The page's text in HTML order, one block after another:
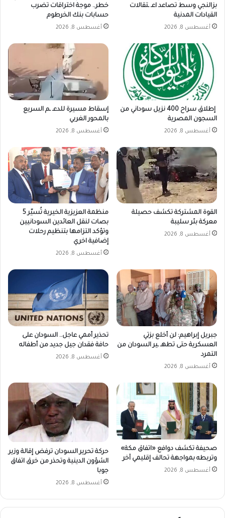
بزالنجي وسط تصاعد اعـ ـتقالات
القيادات المدنية
أغسطس 8, 2026
خطر.. موجة اختراقات تضرب
حسابات بنك الخرطوم
أغسطس 8, 2026
إطلاق سراح 400 نزيل سوداني من
السجون المصرية
أغسطس 8, 2026
إسقاط مسيرة للدعـ ـم السريع
بالمحور الغربي
أغسطس 8, 2026
القوة المشتركة تكشف حصيلة
معركة بئر سليبة
أغسطس 8, 2026
منظمة العزيزية الخيرية تُسيّر 5
بصات لنقل العائدين السودانيين
وتؤكد التزامها بتنظيم رحلات
إضافية اخري
أغسطس 8, 2026
جبريل إبراهيم: لن أخلع بزتي
العسكرية حتى تطهـ ـير السودان من
التمرد
أغسطس 8, 2026
تحذير أممي عاجل.. السودان على
حافة فقدان جيل جديد من أطفاله
أغسطس 8, 2026
صحيفة تكشف دوافع «اتفاق مكة»
وتربطه بمواجهة تحالف إقليمي آخر
أغسطس 8, 2026
حركة تحرير السودان ترفض إقالة وزير
الشؤون الدينية وتحذر من خرق اتفاق
جوبا
أغسطس 8, 2026